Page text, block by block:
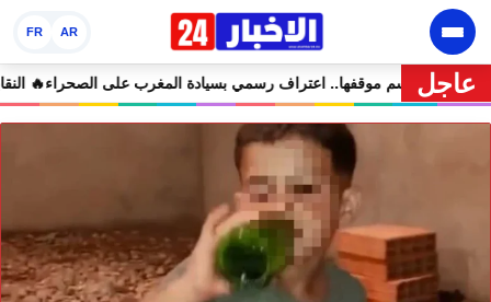
AR
FR
عاجل
التعليقات الساخرة🔥 كولومبيا تحسم موقفها.. اعتراف رسمي بسيادة